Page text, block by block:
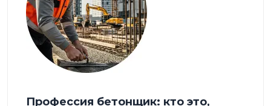
Профессия бетонщик: кто это,